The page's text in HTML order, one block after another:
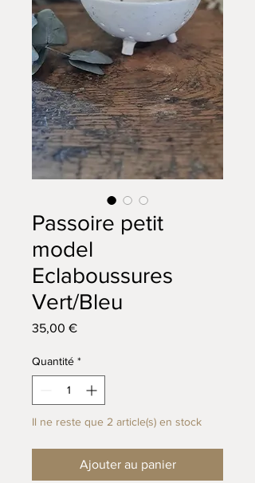
Passoire petit
model
Eclaboussures
Vert/Bleu
35,00 €Prix
Quantité *
Il ne reste que 2 article(s) en stock
Ajouter au panier